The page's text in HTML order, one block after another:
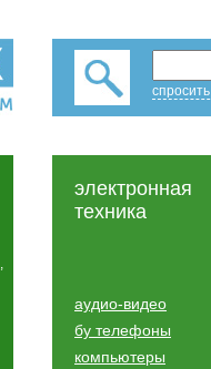
,
электронная
техника
аудио-видео
бу телефоны
компьютеры